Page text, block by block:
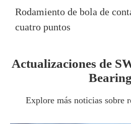
Rodamiento de bola de
cuatro puntos
Actualizaciones de
Explore más noticias sobre